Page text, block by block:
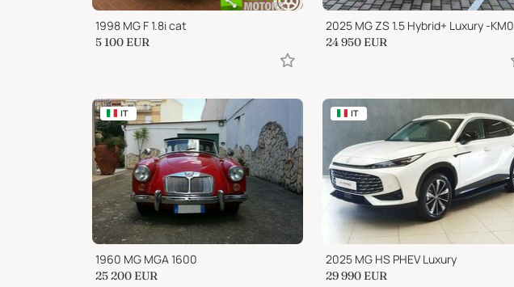
1998 MG F 1.8i cat
5 100 EUR
2025 MG ZS 1.5 Hybrid+ Luxury -KM0
24 950 EUR
IT
1960 MG MGA 1600
25 200 EUR
IT
2025 MG HS PHEV Luxury
29 990 EUR